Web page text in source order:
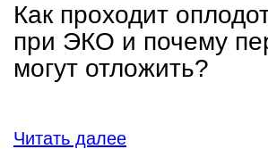
Как проходит
при ЭКО и почему
могут отложить?
Читать далее